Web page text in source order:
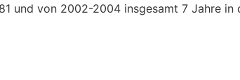
und von 2002-2004 insgesamt 7 Jahre